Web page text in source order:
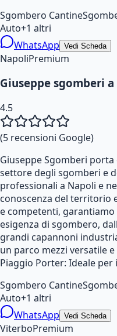
Sgombero Cantine
Auto+1 altri
WhatsApp Vedi Scheda
NapoliPremium
Giuseppe sgomberi
4.5
(5 recensioni Google)
Giuseppe Sgomberi
settore degli sgomberi e
professionali a Napoli e
conoscenza del territorio
e competenti,
esigenza di sgombero,
grandi capannoni
un parco mezzi versatile
Piaggio Porter: Ideale
Sgombero Cantine
Auto+1 altri
WhatsApp Vedi Scheda
ViterboPremium